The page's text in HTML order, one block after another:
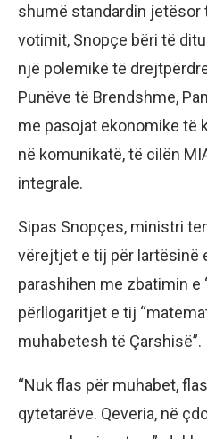
shumë standardin jetësor
votimit, Snopçe bëri të
një polemikë të
Punëve të Brendshme,
me pasojat ekonomike të
në komunikatë, të cilën
integrale.
Sipas Snopçes, ministri
vërejtjet e tij për lartësinë
parashihen me zbatimin e
përllogaritjet e tij
muhabetesh të Çarshisë”.
“Nuk flas për muhabet,
qytetarëve. Qeveria, në